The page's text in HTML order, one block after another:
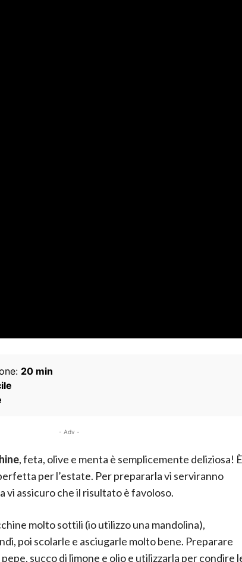
20 min
- Adv -
, feta, olive e menta è semplicemente deliziosa! È
per l’estate. Per prepararla vi serviranno
vi assicuro che il risultato è favoloso.
molto sottili (io utilizzo una mandolina),
poi scolarle e asciugarle molto bene. Preparare
pepe, succo di limone e olio e utilizzarla per condire